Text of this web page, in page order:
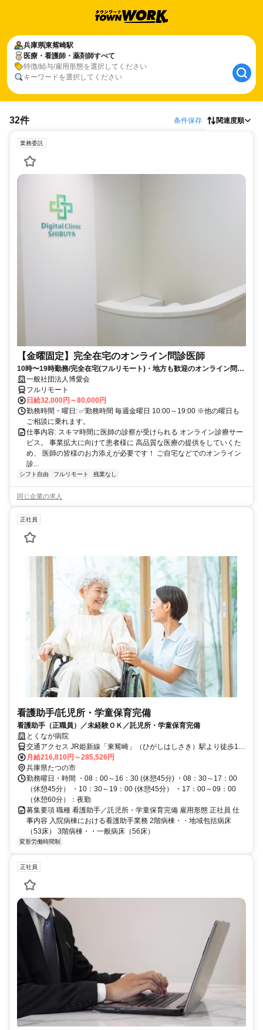
兵庫県東觜崎駅
医療・看護師・薬剤師すべて
特徴/給与/雇用形態を選択してください
キーワードを選択してください
32件 条件保存 関連度順
業務委託
【金曜固定】完全在宅のオンライン問診医師
10時〜19時勤務/完全在宅(フルリモート)・地方も歓迎のオンライン問診
業務一般社団法人博愛会
フルリモート
日給32,000円～80,000円
勤務時間・曜日: ✅勤務時間 毎週金曜日 10:00～19:00 ※他の曜日も
ご相談に乗れます。
仕事内容: スキマ時間に医師の診察が受けられる オンライン診療サー
ビス。 事業拡大に向けて患者様に 高品質な医療の提供をしていくた
め、 医師の皆様のお力添えが必要です！ ご自宅などでのオンライン
診...
シフト自由 フルリモート 残業なし
同じ企業の求人
正社員
看護助手/託児所・学童保育完備
看護助手（正職員）／未経験ＯＫ／託児所・学童保育完備
とくなが病院
交通アクセス JR姫新線「東觜崎」（ひがしはしさき）駅より徒歩10
分
月給216,810円～285,526円
兵庫県たつの市
勤務曜日・時間 ・08：00～16：30 (休憩45分) ・08：30～17：00
（休憩45分） ・10：30～19：00 (休憩45分） ・17：00～09：00
（休憩60分）：夜勤
募集要項 職種 看護助手／託児所・学童保育完備 雇用形態 正社員 仕
事内容 入院病棟における看護助手業務 2階病棟・・地域包括病床
（53床） 3階病棟・・一般病床（56床）
変形労働時間制
正社員